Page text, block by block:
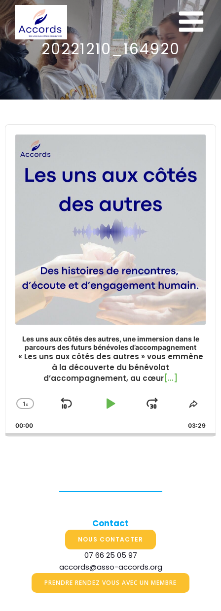
20221210_164920
Audio
Player
Les uns aux côtés des autres, une immersion dans le
parcours des futurs bénévoles d’accompagnement
« Les uns aux côtés des autres » vous emmène
à la découverte du bénévolat
d’accompagnement, au cœur [...]
Change
Rate
1x
Skip
Play
Jump
Forward
Share
00:00 03:29
Contact
NOUS CONTACTER
07 66 25 05 97
accords@asso-accords.org
PRENDRE RENDEZ VOUS AVEC UN MEMBRE